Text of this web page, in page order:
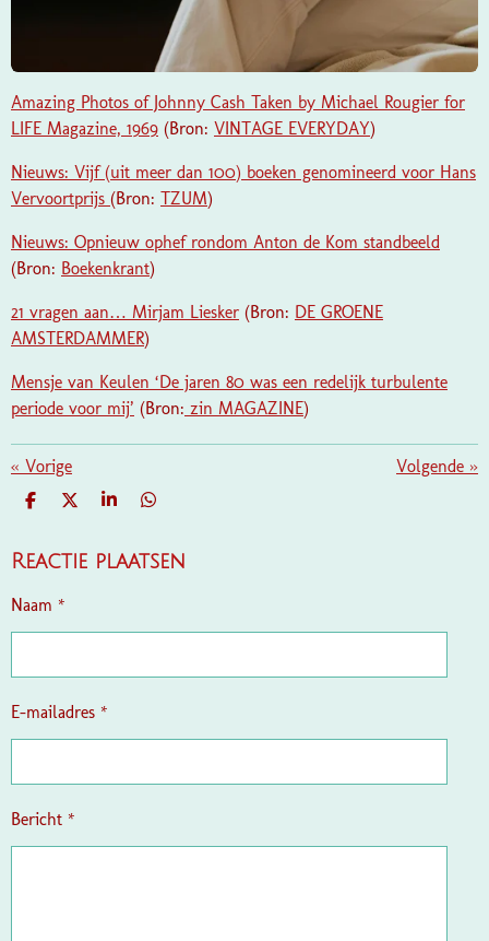
Amazing Photos of Johnny Cash Taken by Michael Rougier for
LIFE Magazine, 1969 (Bron: VINTAGE EVERYDAY)
Nieuws: Vijf (uit meer dan 100) boeken genomineerd voor Hans
Vervoortprijs (Bron: TZUM)
Nieuws: Opnieuw ophef rondom Anton de Kom standbeeld
(Bron: Boekenkrant)
21 vragen aan… Mirjam Liesker (Bron: DE GROENE
AMSTERDAMMER)
Mensje van Keulen ‘De jaren 80 was een redelijk turbulente
periode voor mij’ (Bron: zin MAGAZINE)
« Vorige Volgende »
D
E
D
L
S
R
D
E
Reactie plaatsen
Naam *
E-mailadres *
Bericht *